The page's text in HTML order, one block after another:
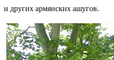
и других армянских ашугов.